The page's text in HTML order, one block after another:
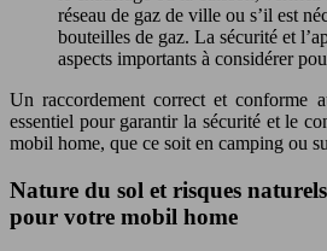
réseau de gaz de ville ou s’il est
bouteilles de gaz. La sécurité et
aspects importants à considérer
Un raccordement correct et conforme
essentiel pour garantir la sécurité et le
mobil home, que ce soit en camping ou
Nature du sol et risques
pour votre mobil home